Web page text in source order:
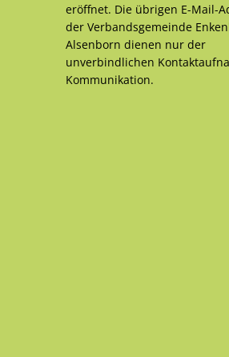
eröffnet. Die übrigen E-Mail-
der Verbandsgemeinde
Alsenborn dienen nur der
unverbindlichen
Kommunikation.